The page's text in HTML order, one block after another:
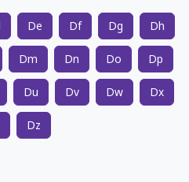
De Df Dg Dh
Dm Dn Do Dp
Du Dv Dw Dx
Dz